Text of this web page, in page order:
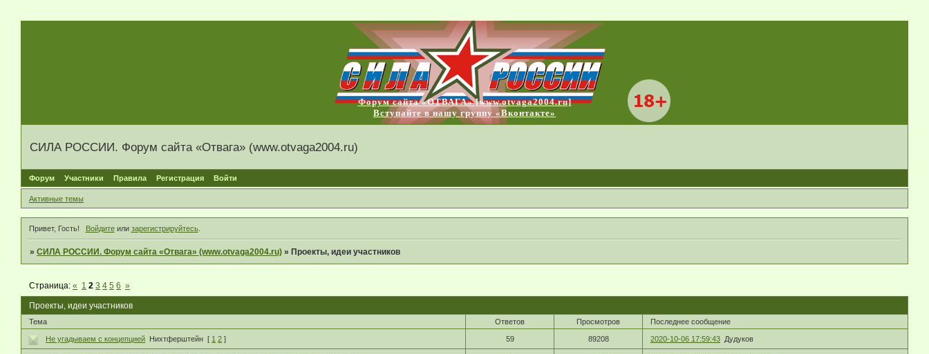
Форум сайта «ОТВАГА» [www.otvaga2004.ru]
Вступайте в нашу группу «Вконтакте»
СИЛА РОССИИ. Форум сайта «Отвага» (www.otvaga2004.ru)
Форум Участники Правила Регистрация Войти
Активные темы
Привет, Гость! Войдитеили зарегистрируйтесь.
»СИЛА РОССИИ. Форум сайта «Отвага» (www.otvaga2004.ru) » Проекты, идеи участников
Проекты, идеи участников
Страница:« 1 2 3 4 5 6 »
Тема Ответов Просмотров Последнее сообщение
Не угадываем с концепцией Нихтферштейн [ 1 2 ] 59 89208 2020-10-06 17:59:43 Дудуков